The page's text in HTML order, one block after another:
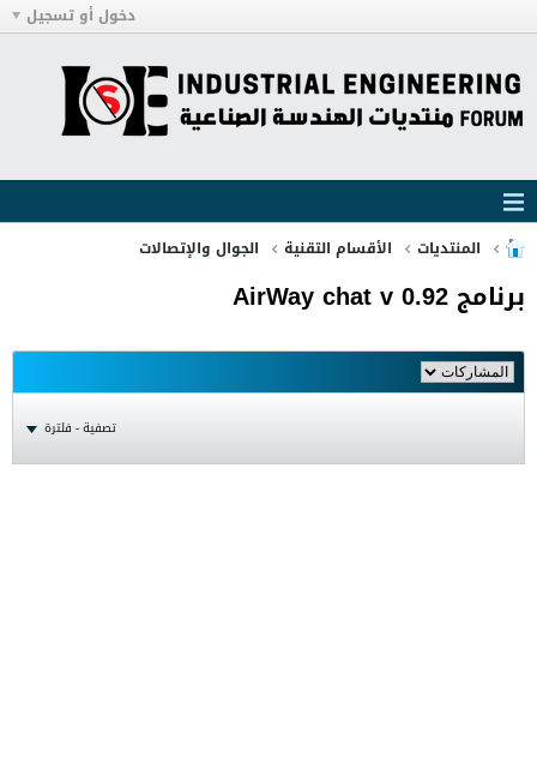
دخول أو تسجيل
المنتديات الأقسام التقنية الجوال والإتصالات
برنامج AirWay chat v 0.92
تصفية - فلترة